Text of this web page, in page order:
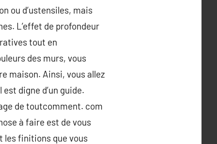
ou d’ustensiles, mais
L’effet de profondeur
tout en
des murs, vous
maison. Ainsi, vous allez
digne d’un guide.
de toutcomment. com
à faire est de vous
les finitions que vous